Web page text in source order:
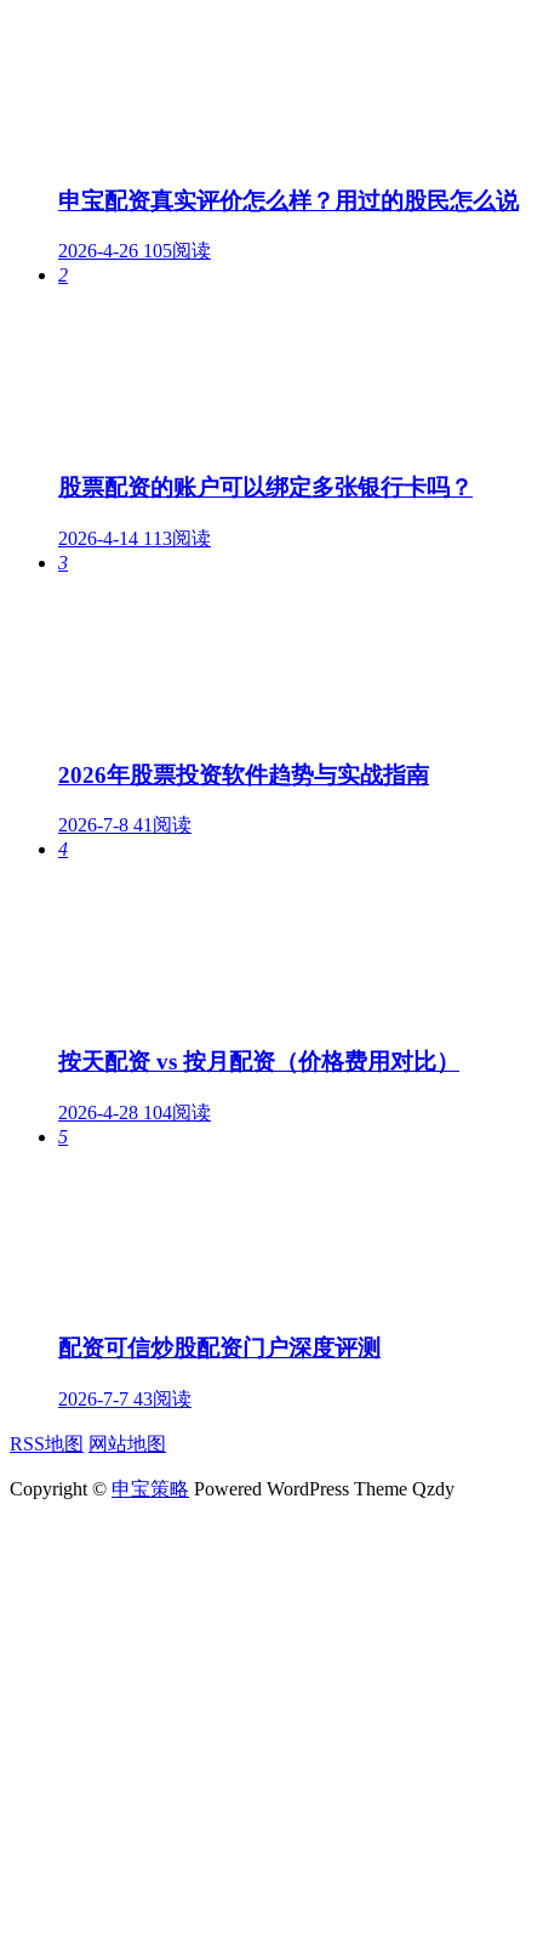
申宝配资真实评价怎么样？用过的股民怎么说
2026-4-26 105阅读
2
股票配资的账户可以绑定多张银行卡吗？
2026-4-14 113阅读
3
2026年股票投资软件趋势与实战指南
2026-7-8 41阅读
4
按天配资 vs 按月配资（价格费用对比）
2026-4-28 104阅读
5
配资可信炒股配资门户深度评测
2026-7-7 43阅读
RSS地图 网站地图
Copyright © 申宝策略 Powered WordPress Theme Qzdy